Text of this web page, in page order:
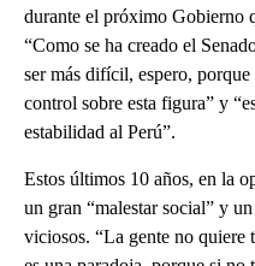
durante el próximo Gobierno
“Como se ha creado el
ser más difícil, espero,
control sobre esta figura” y
estabilidad al Perú”.
Estos últimos 10 años, en la
un gran “malestar social” y
viciosos. “La gente no quiere